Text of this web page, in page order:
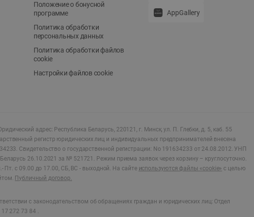
Положение о бонусной
программе
Политика обработки
персональных данных
Политика обработки файлов
cookie
Настройки файлов cookie
AppGallery
адрес: Республика Беларусь, 220121, г. Минск, ул. П. Глебки, д. 5, каб. 55
регистр юридических лиц и индивидуальных предпринимателей внесена
Свидетельство о государственной регистрации: No 191634233 от 24.08.2012. УНП
26.10.2021 за № 521721. Режим приема заявок через корзину – круглосуточно.
Пт. с 09.00 до 17.00, СБ, ВС - выходной. На сайте используются файлы «cookie» с целью
Публичный договор.
с законодательством об обращениях граждан и юридических лиц: Отдел
272 73 84 .